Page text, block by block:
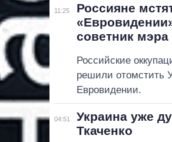
11:25
Россияне
советник мэра
Российские
решили отомстить
Евровидении.
04:51
Украина уже
Ткаченко